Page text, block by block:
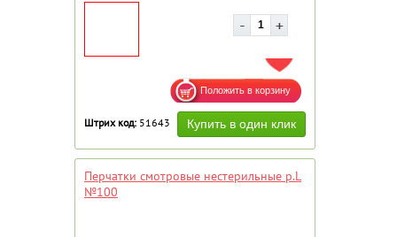
ДОБАВИТЬ В ИЗБРАННОЕ
Штрих код: 51643
Перчатки смотровые нестерильные р.L
№100